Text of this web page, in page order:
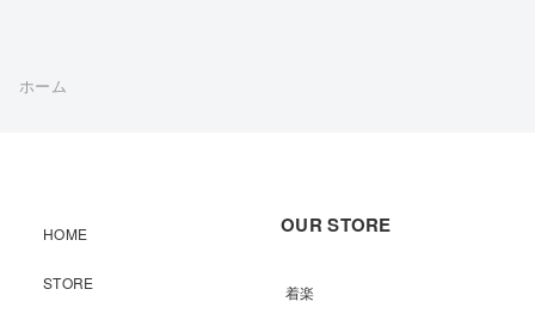
ホーム
HOME
STORE
OUR STORE
着楽